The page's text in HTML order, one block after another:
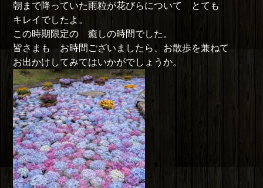
朝まで降っていた雨粒が花びらについて とても
キレイでしたよ。
この時期限定の 癒しの時間でした。
皆さまも お時間ございましたら、お散歩を兼ねて
お出かけしてみてはいかがでしょうか。